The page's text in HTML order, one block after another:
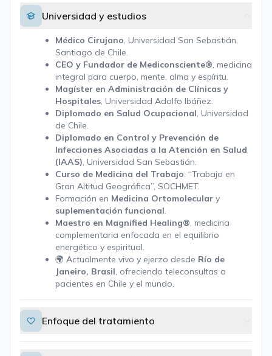
Universidad y estudios
Médico Cirujano, Universidad San Sebastián,
Santiago de Chile.
CEO y Fundador de Mediconsciente®, medicina
integral para cuerpo, mente, alma y espíritu.
Magíster en Administración de Clínicas y
Hospitales, Universidad Adolfo Ibáñez.
Diplomado en Salud Ocupacional, Universidad
de Chile.
Diplomado en Control y Prevención de
Infecciones Asociadas a la Atención en Salud
(IAAS), Universidad San Sebastián.
Curso de Medicina del Trabajo: “Trabajo en
Gran Altitud Geográfica”, SOCHMET.
Formación en Medicina Ortomolecular y
suplementación funcional.
Maestro en Magnified Healing®, medicina
complementaria enfocada en el equilibrio
energético y espiritual.
🌍 Actualmente vivo y ejerzo desde Río de
Janeiro, Brasil, ofreciendo teleconsultas a
pacientes en Chile y el mundo.
Enfoque del tratamiento